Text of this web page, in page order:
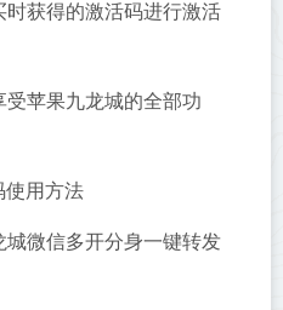
获得的激活码进行激活
苹果九龙城的全部功
用方法
微信多开分身一键转发